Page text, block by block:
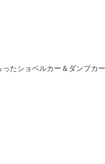
たショベルカー＆ダンプカ